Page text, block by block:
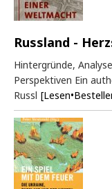
Russland -
Hintergründe,
Perspektiven Ein
Russl